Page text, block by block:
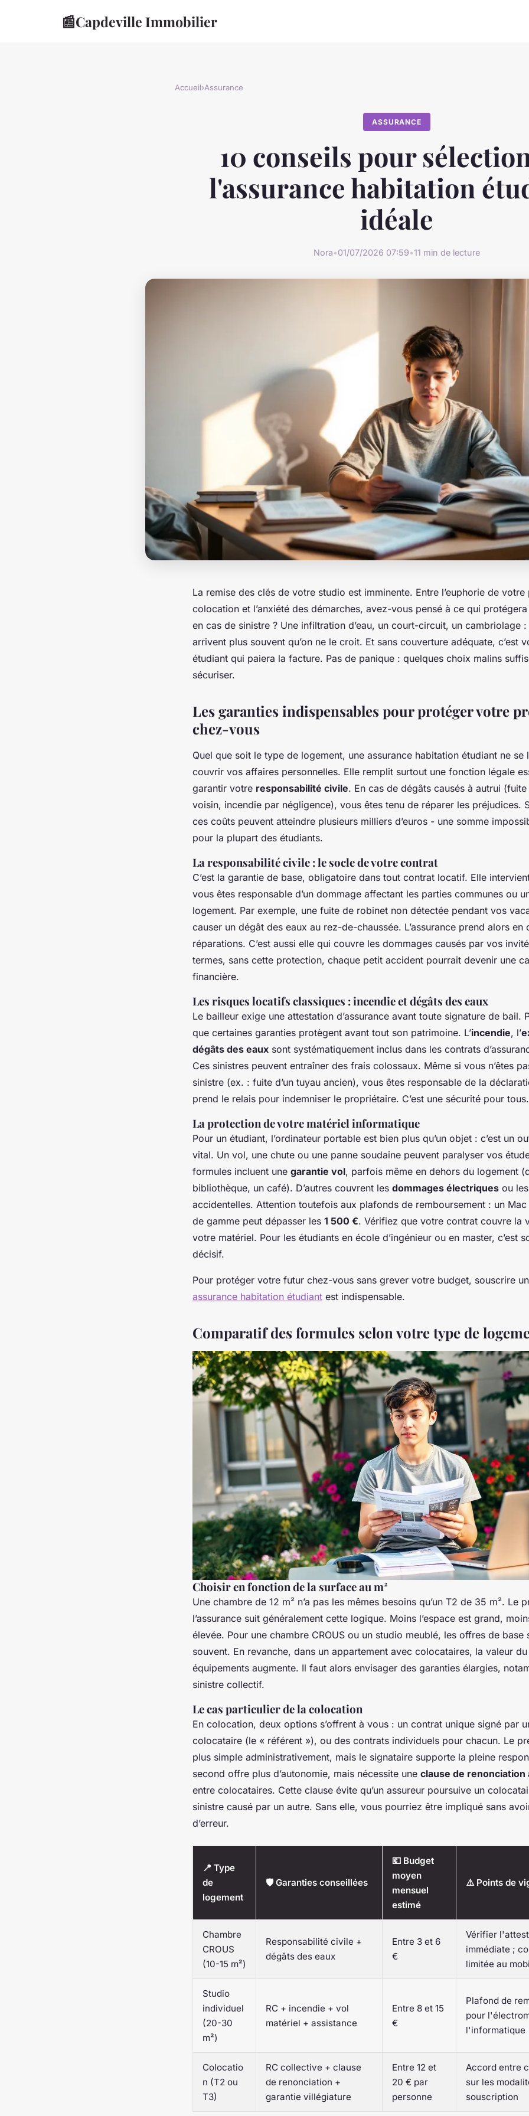
📰Capdeville Immobilier
Accueil›Assurance
ASSURANCE
10 conseils pour
l'assurance habitation
idéale
Nora•01/07/2026 07:59•11 min de lecture
La remise des clés de votre studio est imminente. Entre l’euphorie de votre
colocation et l’anxiété des démarches, avez-vous pensé à ce qui
en cas de sinistre ? Une infiltration d’eau, un court-circuit, un cambriolage
arrivent plus souvent qu’on ne le croit. Et sans couverture adéquate, c’est
étudiant qui paiera la facture. Pas de panique : quelques choix malins
sécuriser.
Les garanties indispensables pour protéger votre
chez-vous
Quel que soit le type de logement, une assurance habitation étudiant ne se
couvrir vos affaires personnelles. Elle remplit surtout une fonction légale
garantir votre responsabilité civile. En cas de dégâts causés à autrui (fuite
voisin, incendie par négligence), vous êtes tenu de réparer les préjudices.
ces coûts peuvent atteindre plusieurs milliers d’euros - une somme
pour la plupart des étudiants.
La responsabilité civile : le socle de votre contrat
C’est la garantie de base, obligatoire dans tout contrat locatif. Elle
vous êtes responsable d’un dommage affectant les parties communes ou
logement. Par exemple, une fuite de robinet non détectée pendant vos
causer un dégât des eaux au rez-de-chaussée. L’assurance prend alors en
réparations. C’est aussi elle qui couvre les dommages causés par vos
termes, sans cette protection, chaque petit accident pourrait devenir une
financière.
Les risques locatifs classiques : incendie et dégâts des eaux
Le bailleur exige une attestation d’assurance avant toute signature de bail.
que certaines garanties protègent avant tout son patrimoine. L’incendie, l’
dégâts des eaux sont systématiquement inclus dans les contrats
Ces sinistres peuvent entraîner des frais colossaux. Même si vous n’êtes
sinistre (ex. : fuite d’un tuyau ancien), vous êtes responsable de la
prend le relais pour indemniser le propriétaire. C’est une sécurité pour tous.
La protection de votre matériel informatique
Pour un étudiant, l’ordinateur portable est bien plus qu’un objet : c’est un
vital. Un vol, une chute ou une panne soudaine peuvent paralyser vos
formules incluent une garantie vol, parfois même en dehors du logement
bibliothèque, un café). D’autres couvrent les dommages électriques ou
accidentelles. Attention toutefois aux plafonds de remboursement : un Mac
de gamme peut dépasser les 1 500 €. Vérifiez que votre contrat couvre la
votre matériel. Pour les étudiants en école d’ingénieur ou en master, c’est
décisif.
Pour protéger votre futur chez-vous sans grever votre budget, souscrire
assurance habitation étudiant est indispensable.
Comparatif des formules selon votre type de
Choisir en fonction de la surface au m²
Une chambre de 12 m² n’a pas les mêmes besoins qu’un T2 de 35 m². Le
l’assurance suit généralement cette logique. Moins l’espace est grand,
élevée. Pour une chambre CROUS ou un studio meublé, les offres de base
souvent. En revanche, dans un appartement avec colocataires, la valeur
équipements augmente. Il faut alors envisager des garanties élargies,
sinistre collectif.
Le cas particulier de la colocation
En colocation, deux options s’offrent à vous : un contrat unique signé par
colocataire (le « référent »), ou des contrats individuels pour chacun. Le
plus simple administrativement, mais le signataire supporte la pleine
second offre plus d’autonomie, mais nécessite une clause de renonciation
entre colocataires. Cette clause évite qu’un assureur poursuive un
sinistre causé par un autre. Sans elle, vous pourriez être impliqué sans
d’erreur.
📍 Type
de
logement
🛡️ Garanties conseillées
💶 Budget
moyen
mensuel
estimé
⚠️ Points de
Chambre
CROUS
(10-15 m²)
Responsabilité civile +
dégâts des eaux
Entre 3 et 6
€
Vérifier
immédiate ;
limitée au
Studio
individuel
(20-30
m²)
RC + incendie + vol
matériel + assistance
Entre 8 et 15
€
Plafond de
pour
l'informatique
Colocatio
n (T2 ou
T3)
RC collective + clause
de renonciation +
garantie villégiature
Entre 12 et
20 € par
personne
Accord entre
sur les
souscription